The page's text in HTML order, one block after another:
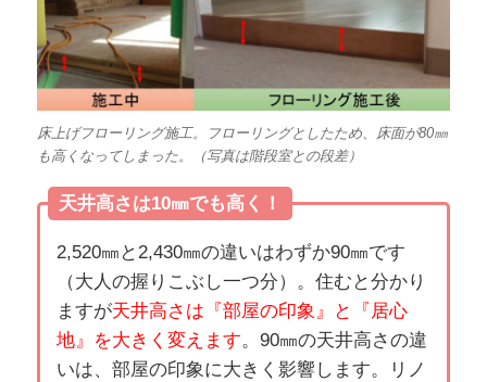
床上げフローリング施工。フローリングとしたため、床面が80㎜
も高くなってしまった。（写真は階段室との段差）
天井高さは10㎜でも高く！
2,520㎜と2,430㎜の違いはわずか90㎜です
（大人の握りこぶし一つ分）。住むと分かり
ますが天井高さは『部屋の印象』と『居心
地』を大きく変えます。90㎜の天井高さの違
いは、部屋の印象に大きく影響します。リノ